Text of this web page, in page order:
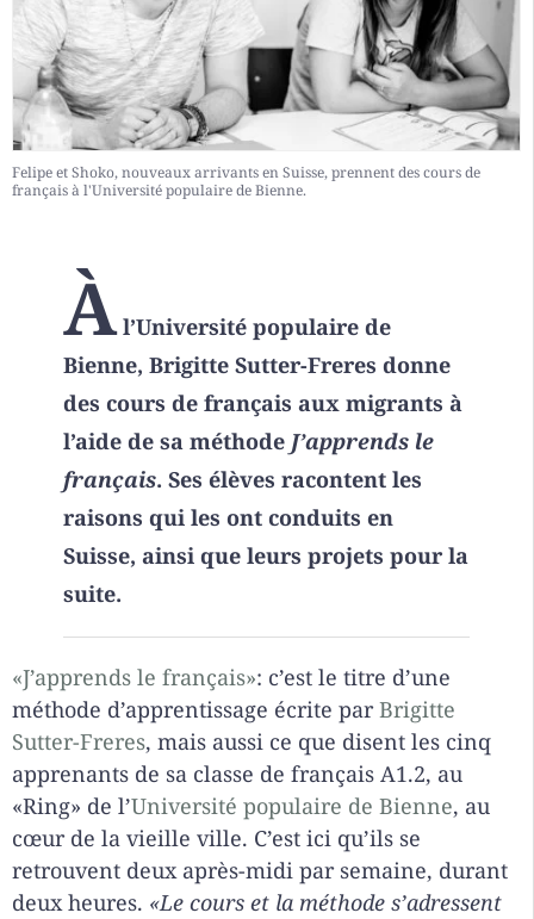
Felipe et Shoko, nouveaux arrivants en Suisse, prennent des cours de
français à l'Université populaire de Bienne.
Àl’Université populaire de
Bienne, Brigitte Sutter-Freres donne
des cours de français aux migrants à
l’aide de sa méthode J’apprends le
français. Ses élèves racontent les
raisons qui les ont conduits en
Suisse, ainsi que leurs projets pour la
suite.
«J’apprends le français»: c’est le titre d’une
méthode d’apprentissage écrite parBrigitte
Sutter-Freres, mais aussi ce que disent les cinq
apprenants de sa classe de français A1.2, au
«Ring» de l’Université populaire de Bienne, au
cœur de la vieille ville. C’est ici qu’ils se
retrouvent deux après-midi par semaine, durant
deux heures. «Le cours et la méthode s’adressent